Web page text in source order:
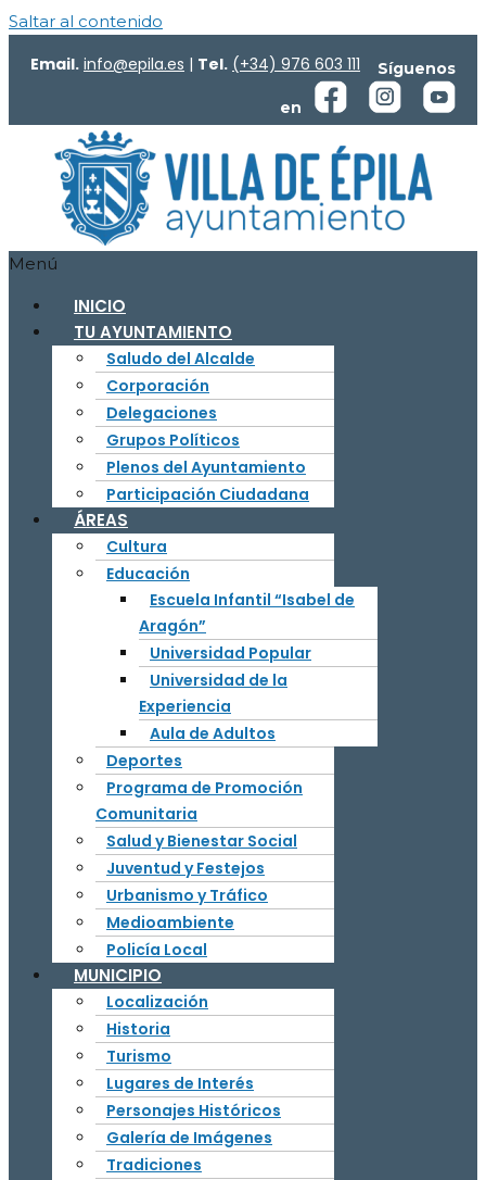
Saltar al contenido
Email. info@epila.es | Tel. (+34) 976 603 111
Síguenos
en
Menú
INICIO
TU AYUNTAMIENTO
Saludo del Alcalde
Corporación
Delegaciones
Grupos Políticos
Plenos del Ayuntamiento
Participación Ciudadana
ÁREAS
Cultura
Educación
Escuela Infantil “Isabel de
Aragón”
Universidad Popular
Universidad de la
Experiencia
Aula de Adultos
Deportes
Programa de Promoción
Comunitaria
Salud y Bienestar Social
Juventud y Festejos
Urbanismo y Tráfico
Medioambiente
Policía Local
MUNICIPIO
Localización
Historia
Turismo
Lugares de Interés
Personajes Históricos
Galería de Imágenes
Tradiciones